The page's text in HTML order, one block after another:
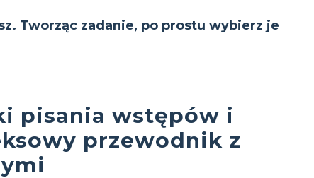
Tworząc zadanie, po prostu wybierz je
pisania wstępów i
przewodnik z